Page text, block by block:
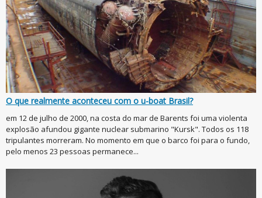
O que realmente aconteceu com o u-boat Brasil?
em 12 de julho de 2000, na costa do mar de Barents foi uma violenta
explosão afundou gigante nuclear submarino "Kursk". Todos os 118
tripulantes morreram. No momento em que o barco foi para o fundo,
pelo menos 23 pessoas permanece...